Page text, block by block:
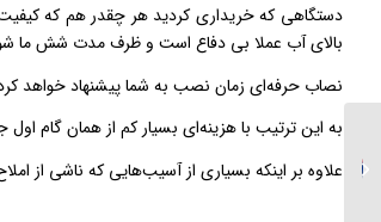
دستگاهی که خریداری کردید هر چقدر هم که
بالای آب عملا بی دفاع است و ظرف مدت شش ما
نصاب حرفه‌ای زمان نصب به شما پیشنهاد خواهد
به این ترتیب با هزینه‌ای بسیار کم از همان گام
علاوه بر اینکه بسیاری از آسیب‌هایی که ناشی از
تعمیر ماکروفر در شهر ری